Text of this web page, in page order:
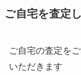
ご自宅を査定
ご自宅の査定を
いただきます